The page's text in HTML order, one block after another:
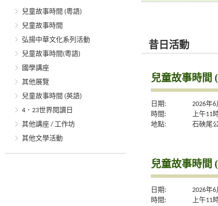
兒童故事時間 (粵語)
兒童故事時間
弘揚中華文化系列活動
兒童故事時間(粵語)
國學講座
其他展覽
兒童故事時間 (英語)
4．23世界閱讀日
其他講座 / 工作坊
其他文學活動
昔日活動
兒童故事時間
日期:
2026年
時間:
上午11
地點:
石硤尾
兒童故事時間
日期:
2026年
時間:
上午11